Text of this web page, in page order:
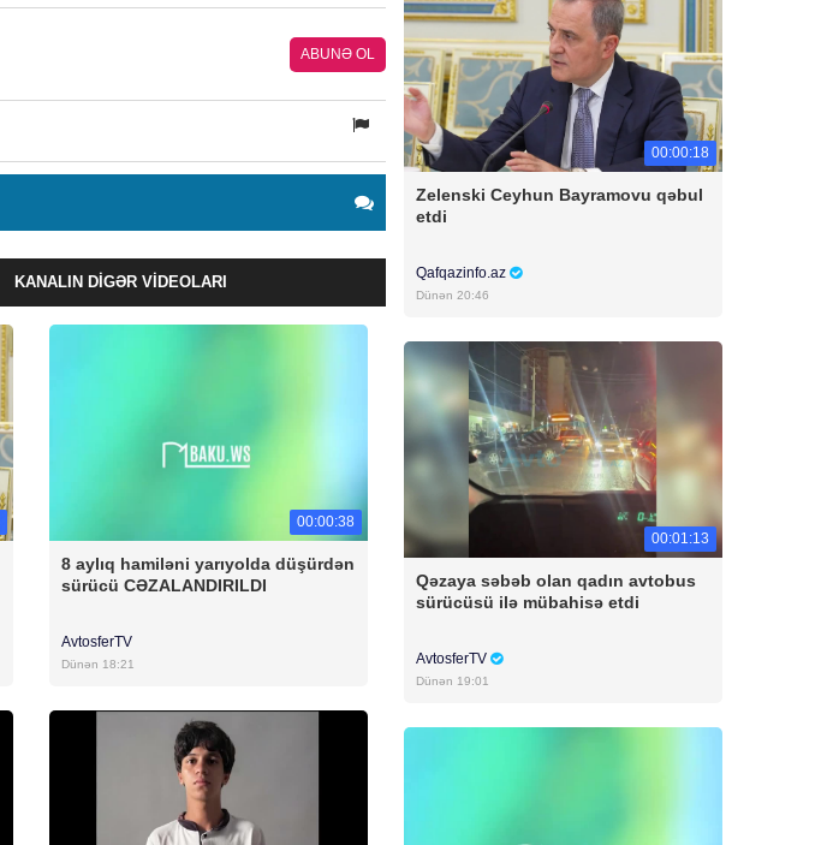
ABUNƏ OL
KANALIN DIGƏR VIDEOLARI
00:00:38
8 aylıq hamiləni yarıyolda düşürdən
sürücü CƏZALANDIRILDI
AvtosferTV
Dünən 18:21
00:00:18
Zelenski Ceyhun Bayramovu qəbul
etdi
Qafqazinfo.az
Dünən 20:46
00:01:13
Qəzaya səbəb olan qadın avtobus
sürücüsü ilə mübahisə etdi
AvtosferTV
Dünən 19:01